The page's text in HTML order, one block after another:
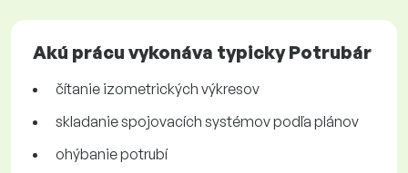
Akú prácu vykonáva typicky Potrubár
čítanie izometrických výkresov
skladanie spojovacích systémov podľa plánov
ohýbanie potrubí